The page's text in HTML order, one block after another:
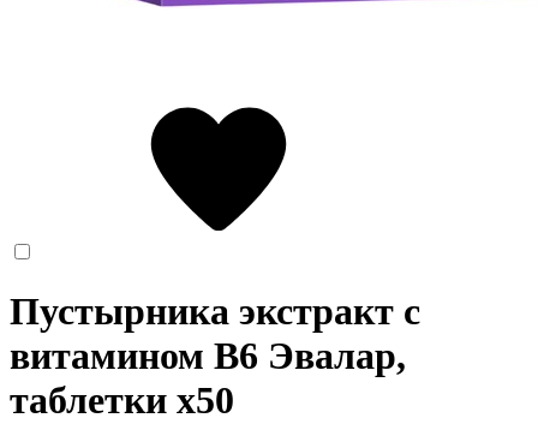
Пустырника экстракт с
витамином B6 Эвалар,
таблетки x50